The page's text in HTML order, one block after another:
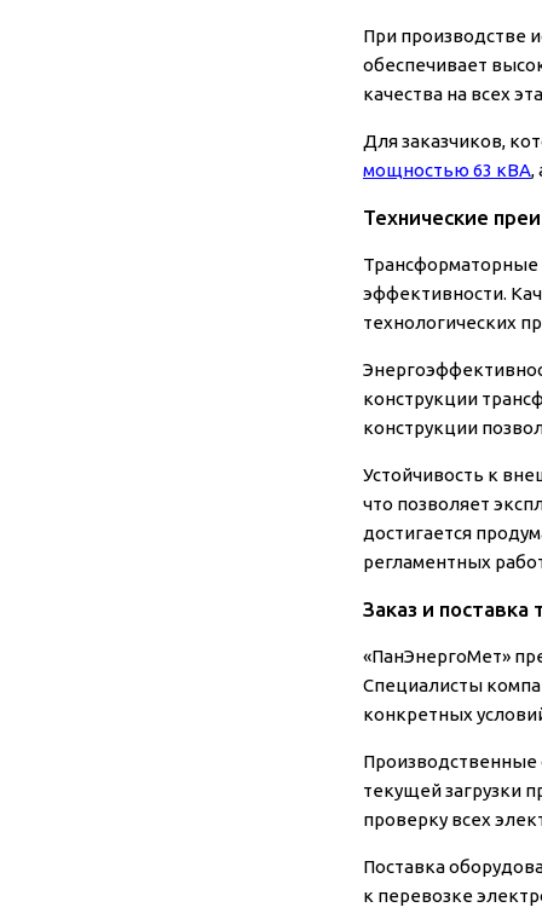
При производстве
обеспечивает
качества на всех
Для заказчиков,
мощностью 63 кВА,
Технические
Трансформаторные
эффективности.
технологических
конструкции
конструкции
Устойчивость к
что позволяет
достигается
регламентных
Заказ и
«ПанЭнергоМет»
Специалисты
конкретных
Производственные
текущей загрузки
проверку всех
Поставка
к перевозке